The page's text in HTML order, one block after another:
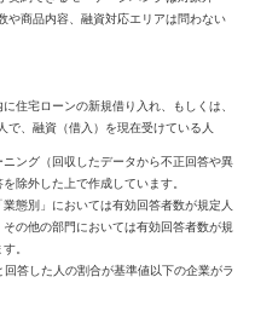
や商品内容、融資対応エリアは問わない
住宅ローンの新規借り入れ、もしくは、
で、融資（借入）を現在受けている人
ング（回収したデータから不正回答や異
除外した上で作成しています。
態別」においては有効回答者数が規定人
の他の部門においては有効回答者数が規
。
答した人の割合が基準値以下の企業がラ